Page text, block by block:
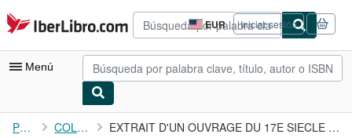
Pasar al contenido principal
IberLibro.com EUR
Preferencias
de
compra
del
Iniciar sesión
Menú
Mi cuenta
Portada COLLECTIF EXTRAIT D'UN OUVRAGE DU 17E SIECLE : HARANGUE DES ADVOCATS A ...